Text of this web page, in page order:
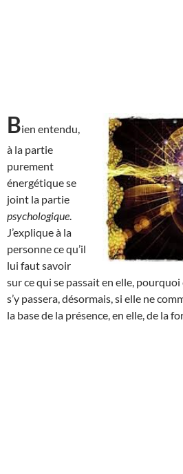
Bien entendu,
à la partie
purement
énergétique se
joint la partie
psychologique
J’explique à la
personne ce qu’il
lui faut savoir
sur ce qui se passait en elle, pourquoi
s’y passera, désormais, si elle ne
la base de la présence, en elle, de la